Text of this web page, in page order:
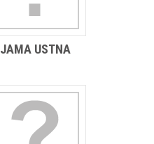
JAMA USTNA